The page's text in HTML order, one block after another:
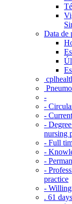
Data de
-
-
-
-
nursing
- Full
-
-
-
practice
-
. 61